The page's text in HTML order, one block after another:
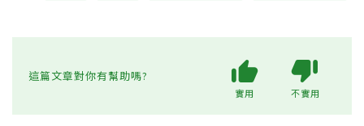
這篇文章對你有幫助嗎?
實用 不實用